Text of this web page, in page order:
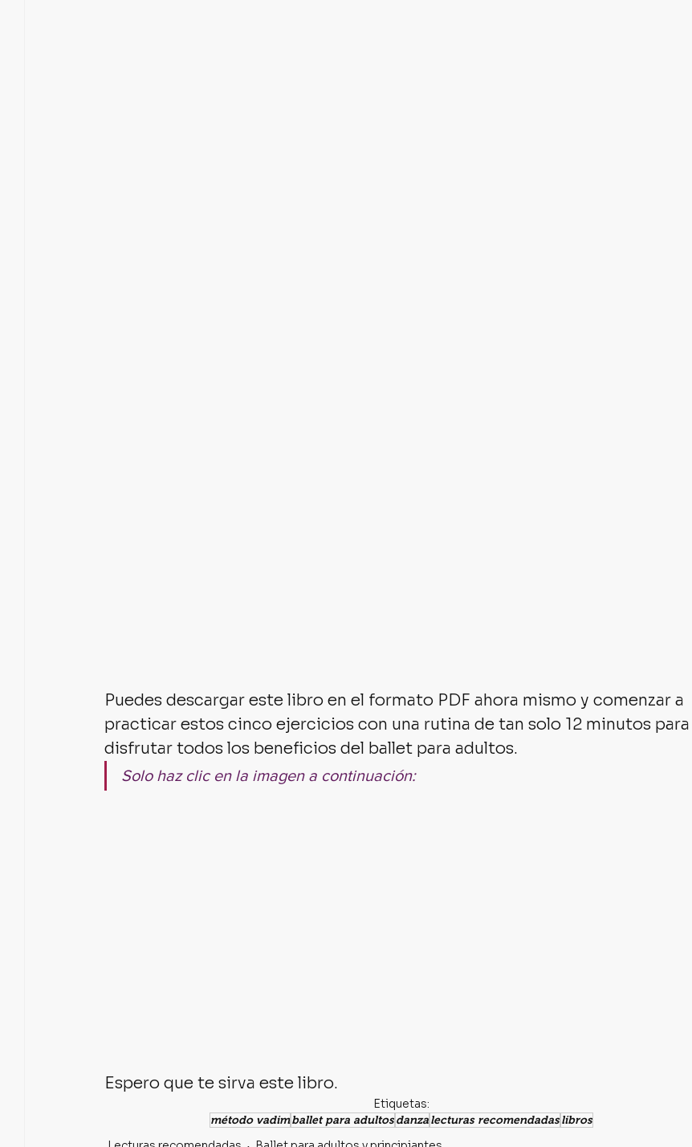
Puedes descargar este libro en el formato PDF ahora mismo y comenzar a
practicar estos cinco ejercicios con una rutina de tan solo 12 minutos para
disfrutar todos los beneficios del ballet para adultos.
Solo haz clic en la imagen a continuación:
Espero que te sirva este libro.
Etiquetas:
método vadimballet para adultosdanzalecturas recomendadaslibros